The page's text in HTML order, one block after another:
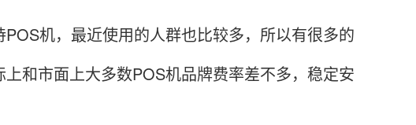
机，最近使用的人群也比较多，所以有很多的
和市面上大多数POS机品牌费率差不多，稳定安